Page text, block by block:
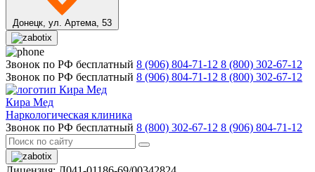
Донецк, ул. Артема, 53
Звонок по РФ бесплатный 8 (906) 804-71-12 8 (800) 302-67-12
Звонок по РФ бесплатный 8 (906) 804-71-12 8 (800) 302-67-12
Кира Мед
Наркологическая клиника
Звонок по РФ бесплатный 8 (800) 302-67-12 8 (906) 804-71-12